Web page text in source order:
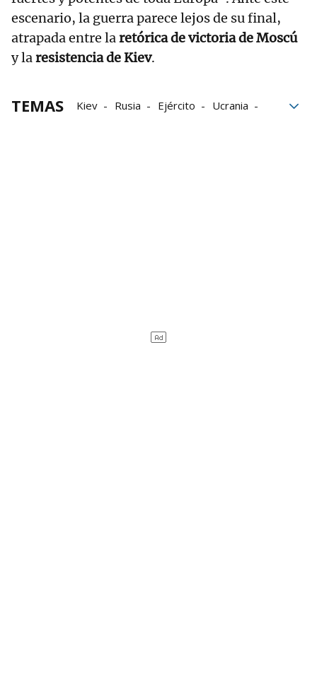
escenario, la guerra parece lejos de su final,
atrapada entre laretórica de victoria de Moscú
y laresistencia de Kiev.
TEMAS Kiev Rusia Ejército
Ucrania